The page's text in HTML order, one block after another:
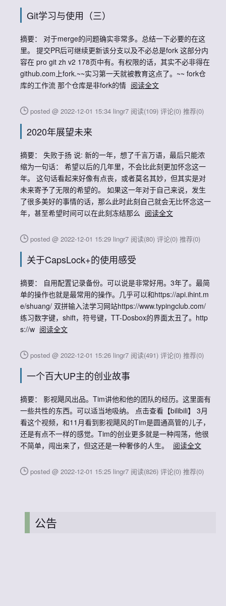
Git学习与使用（三）
摘要： 对于merge的问题确实非常多。总结一下必要的在这
里。 提交PR后可继续更新该分支以及不必总是fork 这部分内
容在 pro git zh v2 178页中有。有权限的话，其实不必非得在
github.com上fork.~~实习第一天就被教育这点了。~~ fork仓
库的工作流 那个仓库是非fork的情 阅读全文
posted @ 2022-12-01 15:34 lingr7 阅读(109) 评论(0) 推荐(0)
2020年展望未来
摘要： 失败于扬 说: 新的一年，想了千言万语，最后只能浓
缩为一句话： 希望以后的几年里，不会比此刻更加怀念这一
年。 这句话看起来好像有点丧，或者莫名其妙，但其实是对
未来寄予了无限的希望的。 如果这一年对于自己来说，发生
了很多美好的事情的话，那么此时此刻自己就会无比怀念这一
年，甚至希望时间可以在此刻冻结那么 阅读全文
posted @ 2022-12-01 15:29 lingr7 阅读(80) 评论(0) 推荐(0)
关于CapsLock+的使用感受
摘要： 自用配置记录备份。可以说是非常好用。3年了。最简
单的操作也就是最常用的操作。几乎可以和https://api.ihint.m
e/shuang/ 双拼输入法学习网站https://www.typingclub.com/
练习数字键，shift，符号键，TT-Dosbox的界面太丑了。http
s://w 阅读全文
posted @ 2022-12-01 15:26 lingr7 阅读(491) 评论(0) 推荐(0)
一个百大UP主的创业故事
摘要： 影视飓风出品。Tim讲他和他的团队的经历。这里面有
一些共性的东西。可以适当地吸纳。 点击查看【bilibili】 3月
看这个视频，和11月看到影视飓风的Tim是圆通高管的儿子，
还是有点不一样的感觉。Tim的创业更多就是一种闯荡，他很
不简单，闯出来了，但这还是一种奢侈的人生。
阅读全文
posted @ 2022-12-01 15:25 lingr7 阅读(826) 评论(0) 推荐(0)
公告